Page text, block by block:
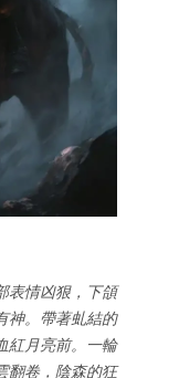
表情凶狠，下頜
神。帶著虬結的
紅月亮前。一輪
翻卷，陰森的狂